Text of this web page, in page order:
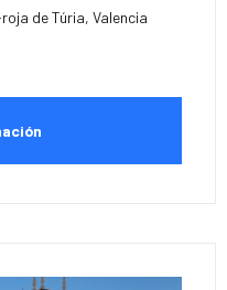
de Túria, Valencia